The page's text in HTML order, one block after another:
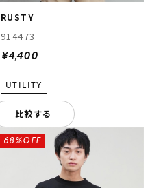
RUSTY
914473
¥4,400
比較する
68%OFF